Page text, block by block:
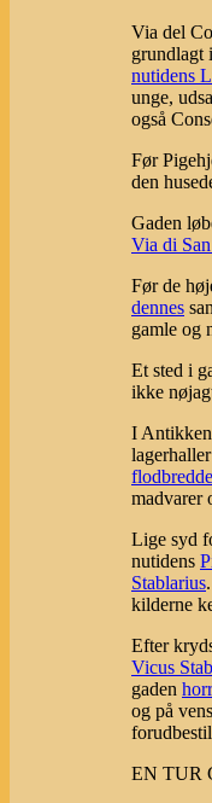
Via del
grundlagt
nutidens
unge,
også
Før
den
Gaden
Via di
Før de
dennes
gamle og
Et sted i
ikke
I Antikken
madvarer
Lige syd
nutidens
Stablarius
kilderne
Efter
Vicus
gaden
og på
EN TUR